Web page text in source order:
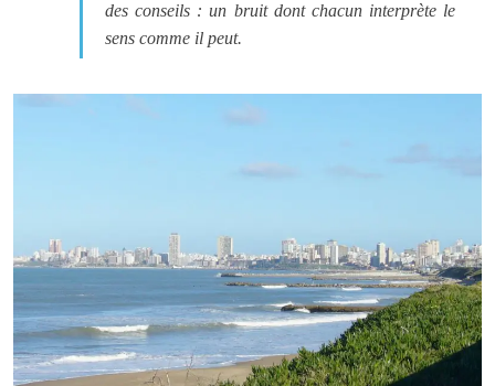
des conseils : un bruit dont chacun interprète le
sens comme il peut.